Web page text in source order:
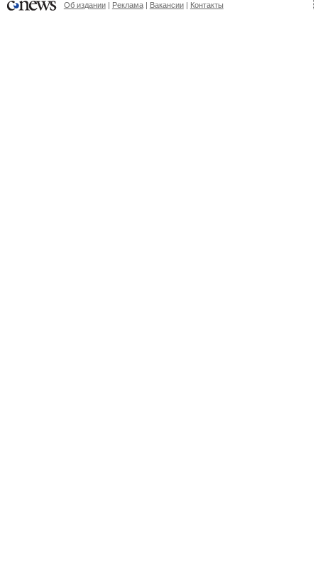
Об издании Реклама Вакансии Контакты